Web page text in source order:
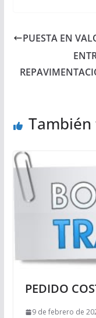
PUESTA EN
PEDIDO
9 de febrero de